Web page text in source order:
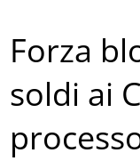
Forza
soldi ai